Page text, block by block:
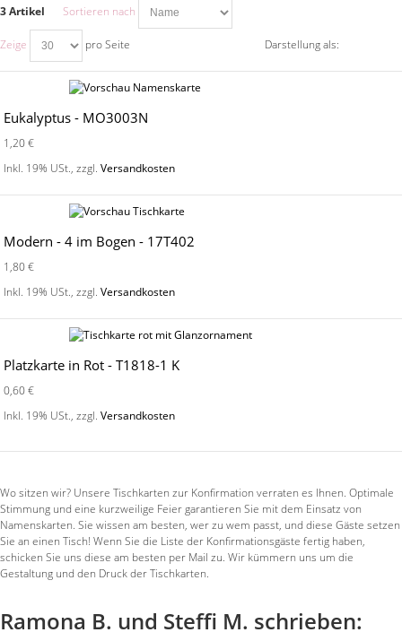
3 Artikel Sortieren nach
Zeige pro Seite Darstellung als:
Eukalyptus - MO3003N
1,20 €
Inkl. 19% USt.,zzgl.Versandkosten
Modern - 4 im Bogen - 17T402
1,80 €
Inkl. 19% USt.,zzgl.Versandkosten
Platzkarte in Rot - T1818-1 K
0,60 €
Inkl. 19% USt.,zzgl.Versandkosten
Wo sitzen wir? Unsere Tischkarten zur Konfirmation verraten es Ihnen. Optimale
Stimmung und eine kurzweilige Feier garantieren Sie mit dem Einsatz von
Namenskarten. Sie wissen am besten, wer zu wem passt, und diese Gäste setzen
Sie an einen Tisch! Wenn Sie die Liste der Konfirmationsgäste fertig haben,
schicken Sie uns diese am besten per Mail zu. Wir kümmern uns um die
Gestaltung und den Druck der Tischkarten.
Ramona B. und Steffi M. schrieben: